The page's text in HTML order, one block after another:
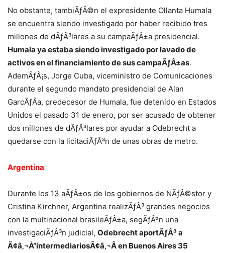
No obstante, tambiÃƒÂ©n el expresidente Ollanta Humala
se encuentra siendo investigado por haber recibido tres
millones de dÃƒÂ³lares a su campaÃƒÂ±a presidencial.
Humala ya estaba siendo investigado por lavado de
activos en el financiamiento de sus campaÃƒÂ±as.
AdemÃƒÂ¡s, Jorge Cuba, viceministro de Comunicaciones
durante el segundo mandato presidencial de Alan
GarcÃƒÂ­a, predecesor de Humala, fue detenido en Estados
Unidos el pasado 31 de enero, por ser acusado de obtener
dos millones de dÃƒÂ³lares por ayudar a Odebrecht a
quedarse con la licitaciÃƒÂ³n de unas obras de metro.
Argentina
Durante los 13 aÃƒÂ±os de los gobiernos de NÃƒÂ©stor y
Cristina Kirchner, Argentina realizÃƒÂ³ grandes negocios
con la multinacional brasileÃƒÂ±a, segÃƒÂºn una
investigaciÃƒÂ³n judicial, Odebrecht aportÃƒÂ³ a
Ã¢â‚¬Å“intermediariosÃ¢â‚¬Â en Buenos Aires 35